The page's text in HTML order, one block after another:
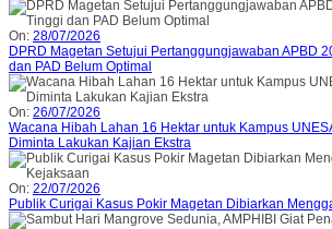
On: 28/07/2026
DPRD Magetan Setujui Pertanggungjawaban APBD
dan PAD Belum Optimal
On: 26/07/2026
Wacana Hibah Lahan 16 Hektar untuk Kampus
Diminta Lakukan Kajian Ekstra
On: 22/07/2026
Publik Curigai Kasus Pokir Magetan Dibiarkan